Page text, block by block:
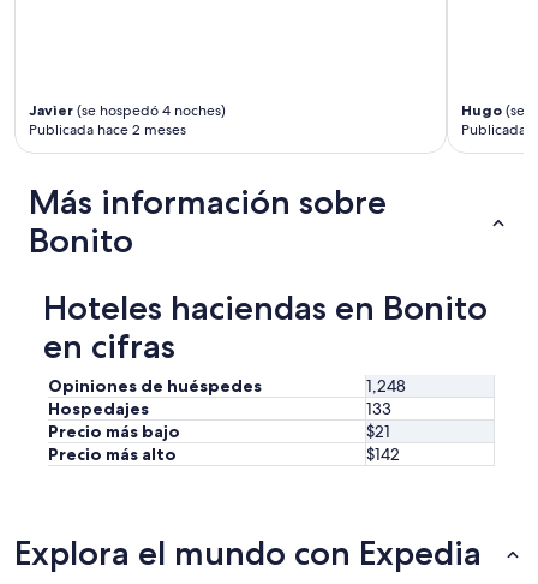
Javier (se hospedó 4 noches)
Publicada hace 2 meses
Hugo (se
Publicada
Más información sobre
Bonito
Hoteles haciendas en Bonito
en cifras
Opiniones de huéspedes
1,248
Hospedajes
133
Precio más bajo
$21
Precio más alto
$142
Explora el mundo con Expedia